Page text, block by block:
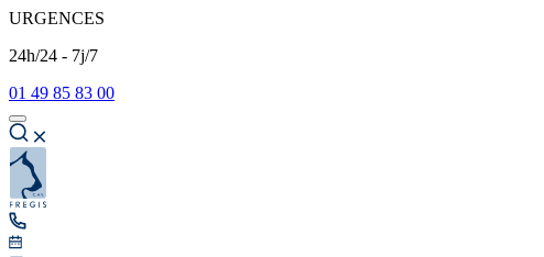
URGENCES
24h/24 - 7j/7
01 49 85 83 00